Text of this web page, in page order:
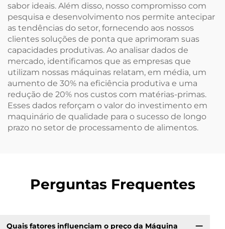
sabor ideais. Além disso, nosso compromisso com
pesquisa e desenvolvimento nos permite antecipar
as tendências do setor, fornecendo aos nossos
clientes soluções de ponta que aprimoram suas
capacidades produtivas. Ao analisar dados de
mercado, identificamos que as empresas que
utilizam nossas máquinas relatam, em média, um
aumento de 30% na eficiência produtiva e uma
redução de 20% nos custos com matérias-primas.
Esses dados reforçam o valor do investimento em
maquinário de qualidade para o sucesso de longo
prazo no setor de processamento de alimentos.
Perguntas Frequentes
Quais fatores influenciam o preço da Máquina